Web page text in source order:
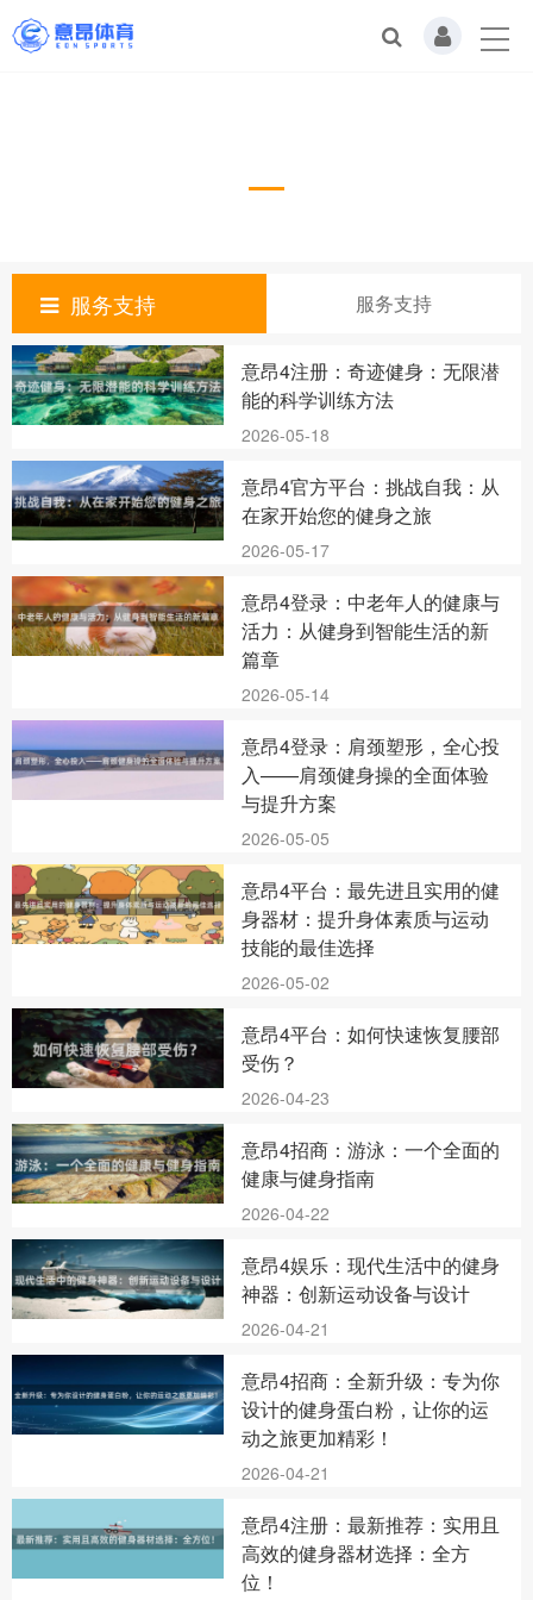
服务支持 服务支持
意昂4注册：奇迹健身：无限潜
能的科学训练方法
2026-05-18
意昂4官方平台：挑战自我：从
在家开始您的健身之旅
2026-05-17
意昂4登录：中老年人的健康与
活力：从健身到智能生活的新
篇章
2026-05-14
意昂4登录：肩颈塑形，全心投
入——肩颈健身操的全面体验
与提升方案
2026-05-05
意昂4平台：最先进且实用的健
身器材：提升身体素质与运动
技能的最佳选择
2026-05-02
意昂4平台：如何快速恢复腰部
受伤？
2026-04-23
意昂4招商：游泳：一个全面的
健康与健身指南
2026-04-22
意昂4娱乐：现代生活中的健身
神器：创新运动设备与设计
2026-04-21
意昂4招商：全新升级：专为你
设计的健身蛋白粉，让你的运
动之旅更加精彩！
2026-04-21
意昂4注册：最新推荐：实用且
高效的健身器材选择：全方
位！